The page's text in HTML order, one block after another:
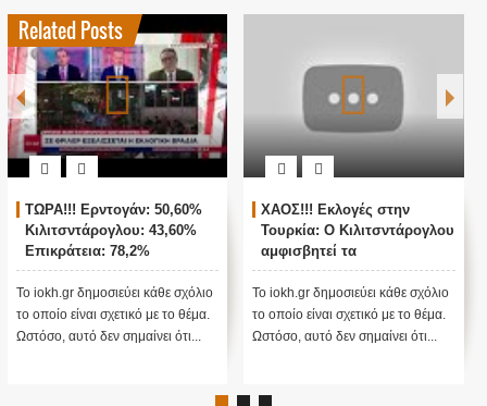
Related Posts
ΤΩΡΑ!!! Ερντογάν: 50,60%
Κιλιτσντάρογλου: 43,60%
Επικράτεια: 78,2%
Το iokh.gr δημοσιεύει κάθε σχόλιο
το οποίο είναι σχετικό με το θέμα.
Ωστόσο, αυτό δεν σημαίνει ότι...
ΧΑΟΣ!!! Εκλογές στην
Τουρκία: Ο Κιλιτσντάρογλου
αμφισβητεί τα
αποτελέσματα θα γίνουν
ενστάσεις...
Το iokh.gr δημοσιεύει κάθε σχόλιο
το οποίο είναι σχετικό με το θέμα.
Ωστόσο, αυτό δεν σημαίνει ότι...